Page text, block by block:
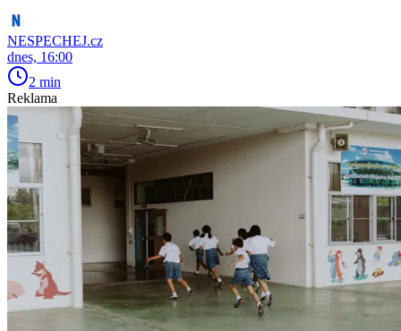
NESPECHEJ.cz
dnes, 16:00
2 min
Reklama